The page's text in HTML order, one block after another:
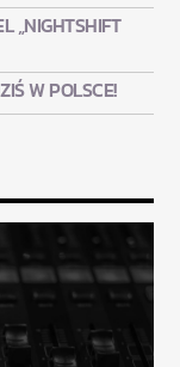
„NIGHTSHIFT
W POLSCE!